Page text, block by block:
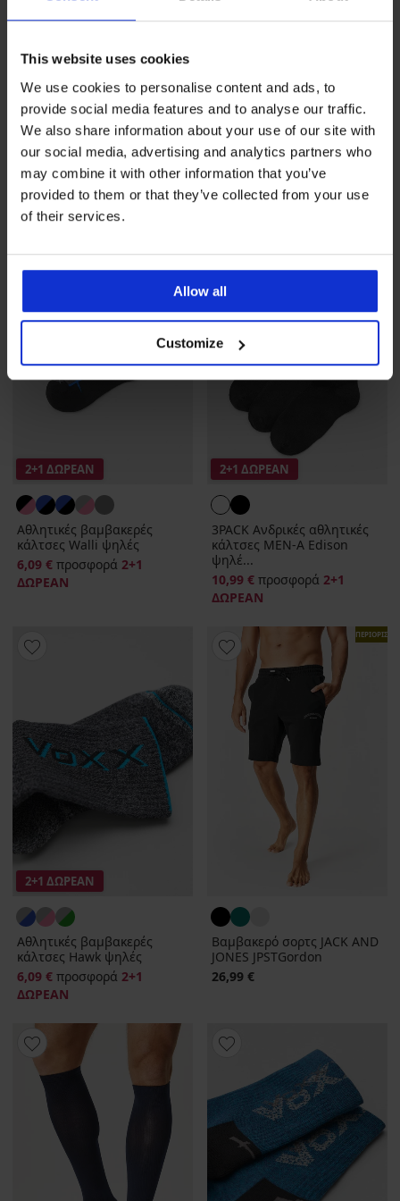
This website uses cookies
We use cookies to personalise content and ads, to
provide social media features and to analyse our traffic.
We also share information about your use of our site with
our social media, advertising and analytics partners who
may combine it with other information that you’ve
provided to them or that they’ve collected from your use
of their services.
Allow all
Customize
2+1 ΔΩΡΕΑΝ
3PACK Ανδρικές αθλητικές
κάλτσες MEN-A Colin
αστρα...
9,29 €προσφορά 2+1
ΔΩΡΕΑΝ
Συμπιεστική επιγονατίδα
MEN‑A Benedik
6,89 €προσφορά 2+1
ΔΩΡΕΑΝ
2+1 ΔΩΡΕΑΝ
Αθλητικές βαμβακερές
κάλτσες Walli ψηλές
6,09 € προσφορά 2+1
ΔΩΡΕΑΝ
2+1 ΔΩΡΕΑΝ
3PACK Ανδρικές αθλητικές
κάλτσες MEN-A Edison
ψηλέ...
10,99 € προσφορά 2+1
ΔΩΡΕΑΝ
2+1 ΔΩΡΕΑΝ
Αθλητικές βαμβακερές
κάλτσες Hawk ψηλές
6,09 € προσφορά 2+1
ΔΩΡΕΑΝ
Βαμβακερό σορτς JACK AND
JONES JPSTGordon
26,99 €